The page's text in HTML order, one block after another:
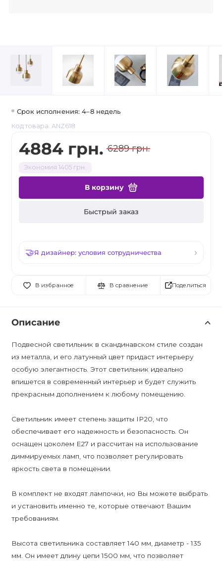
Срок исполнения: 4–8 недель
Код товара: ANZ618
4884 грн. 6289 грн.
Экономия 1405 грн.
В корзину
Быстрый заказ
Я дизайнер: условия сотрудничества
В избранное В сравнение Поделиться
Описание
Подвесной светильник в скандинавском стиле создан
из металла, и его латунный цвет придаст интерьеру
особую элегантность. Этот светильник идеально
впишется в современный интерьер и будет служить
прекрасным дополнением к любому помещению.
Светильник имеет степень защиты IP20, что
обеспечивает его надежность и безопасность. Он
оснащен цоколем E27 и рассчитан на использование
диммируемых ламп, что позволяет регулировать
яркость света в помещении.
В комплект не входят лампочки, но Вы можете выбрать
и установить именно те, которые отвечают Вашим
требованиям.
Высота светильника составляет 140 мм, диаметр - 135
мм. Он имеет длину цепи 1500 мм, что позволяет